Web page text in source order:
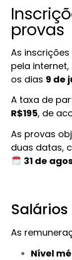
provas
As
pela
os dias 9 de
A taxa de
R$195, de
As provas
duas datas,
31 de
As
Nível